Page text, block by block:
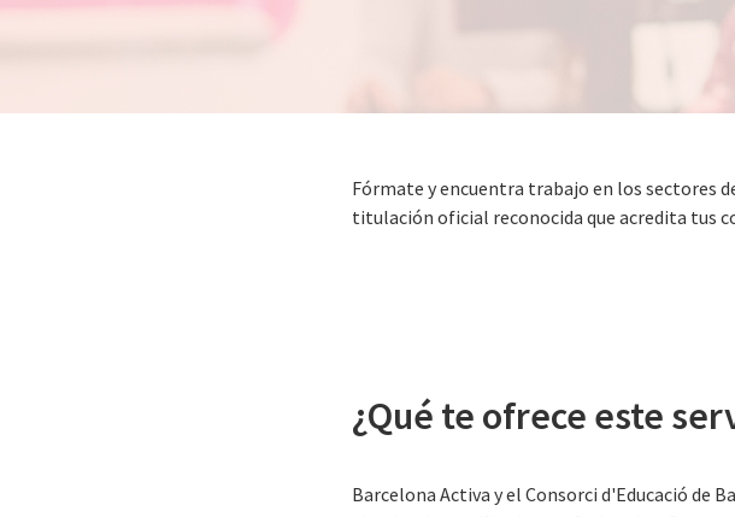
Fórmate y encuentra trabajo en los sectores
titulación oficial reconocida que acredita tus
¿Qué te ofrece este
Barcelona Activa y el Consorci d'Educació de